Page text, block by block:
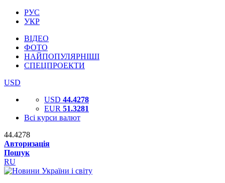
РУС
УКР
ВІДЕО
ФОТО
НАЙПОПУЛЯРНІШІ
СПЕЦПРОЕКТИ
USD
USD 44.4278
EUR 51.3281
Всі курси валют
44.4278
Авторизація
Пошук
RU